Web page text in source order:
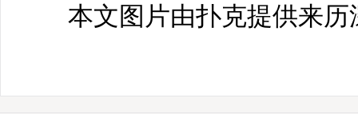
本文图片由扑克提供来历